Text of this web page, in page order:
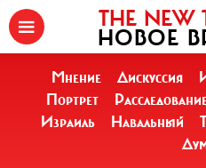
THE NEW
НОВОЕ
Мнение Дискуссия
Портрет
Израиль
Навальный